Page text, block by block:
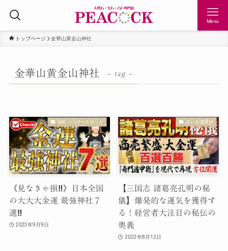
Menu
トップページ 金華山黄金山神社
金華山黄金山神社 – tag –
神社・パワースポット
《見なきゃ損‼︎》日本全国
の大大大金運 最強神社７
選‼︎
2023年9月9日
占い＆開運法
【三国志 諸葛亮孔明の秘
儀】爆発的な運気を獲得す
る！経営者大注目の秘伝の
奥義
2023年8月12日